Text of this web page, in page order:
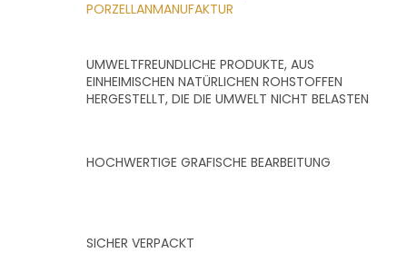
PORZELLANMANUFAKTUR
UMWELTFREUNDLICHE PRODUKTE, AUS
EINHEIMISCHEN NATÜRLICHEN ROHSTOFFEN
HERGESTELLT, DIE DIE UMWELT NICHT BELASTEN
HOCHWERTIGE GRAFISCHE BEARBEITUNG
SICHER VERPACKT